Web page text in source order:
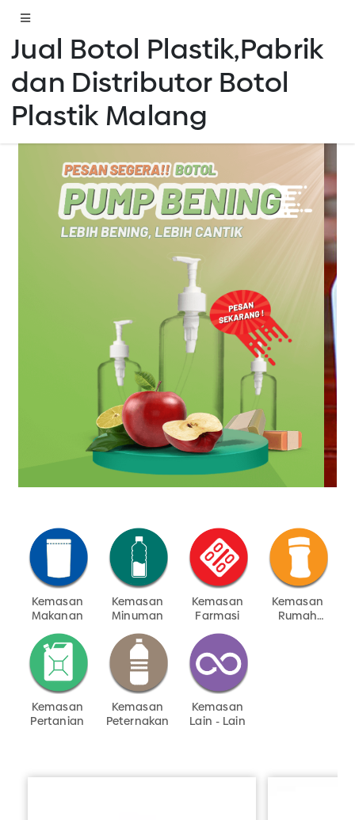
Jual Botol Plastik,Pabrik
dan Distributor Botol
Plastik Malang
Kemasan
Makanan
Kemasan
Minuman
Kemasan
Farmasi
Kemasan
Rumah
Kemasan
Pertanian
Kemasan
Peternakan
Kemasan
Lain - Lain